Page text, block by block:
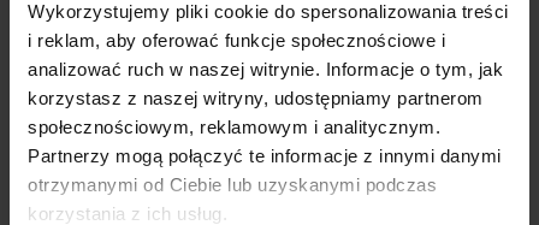
Wykorzystujemy pliki cookie do spersonalizowania treści
i reklam, aby oferować funkcje społecznościowe i
analizować ruch w naszej witrynie. Informacje o tym, jak
korzystasz z naszej witryny, udostępniamy partnerom
społecznościowym, reklamowym i analitycznym.
Partnerzy mogą połączyć te informacje z innymi danymi
otrzymanymi od Ciebie lub uzyskanymi podczas
korzystania z ich usług.
OXIDE, POLYETHYLENE TEREPHTHALATE,
MICA, SILICA, DIMETHICONE, BENTONITE,
77000, CI 77007, CI 77266, CI 73360, CI 15850,
CI 15880
Technologia
aplikacji №1
Na zmatowioną, oczyszczoną powierzchnię
paznokcia zaaplikować DNKa’ Dehydrator -1
krotnie.
Technologia
Nałożyć jednokrotnie, primer DNKa’ Ultrabond